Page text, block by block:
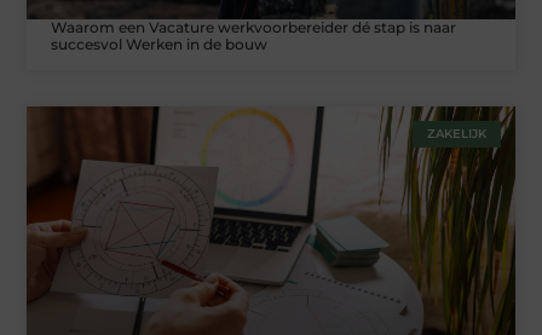
Waarom een Vacature werkvoorbereider dé stap is naar
succesvol Werken in de bouw
ZAKELIJK